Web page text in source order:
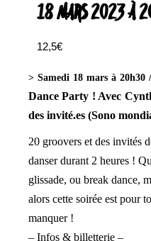
18 MARS 2023 À
12,5€
> Samedi 18 mars à 20h30
Dance Party ! Avec
des invité.es (Sono
20 groovers et des invités
danser durant 2 heures !
glissade, ou break dance,
alors cette soirée est pour
manquer !
– Infos & billetterie –